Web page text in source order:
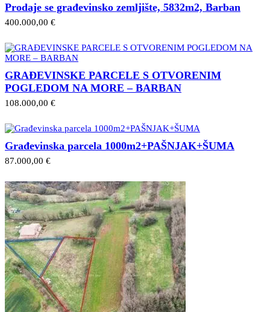
Prodaje se građevinsko zemljište, 5832m2, Barban
400.000,00 €
GRAĐEVINSKE PARCELE S OTVORENIM
POGLEDOM NA MORE – BARBAN
108.000,00 €
Građevinska parcela 1000m2+PAŠNJAK+ŠUMA
87.000,00 €